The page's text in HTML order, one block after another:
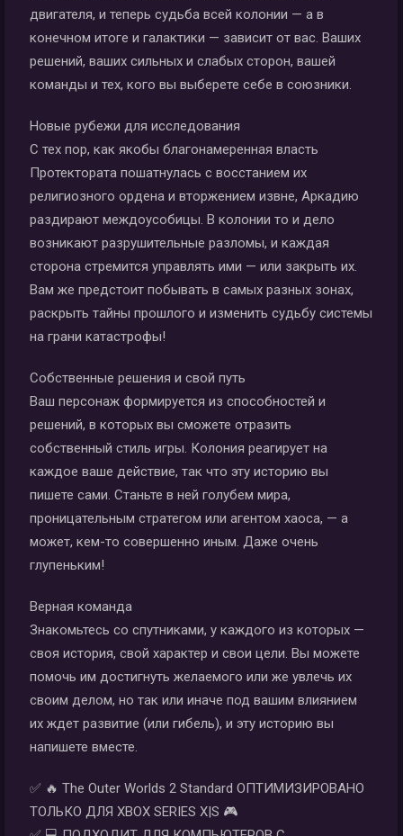
двигателя, и теперь судьба всей колонии — а в
конечном итоге и галактики — зависит от вас. Ваших
решений, ваших сильных и слабых сторон, вашей
команды и тех, кого вы выберете себе в союзники.
Новые рубежи для исследования
С тех пор, как якобы благонамеренная власть
Протектората пошатнулась с восстанием их
религиозного ордена и вторжением извне, Аркадию
раздирают междоусобицы. В колонии то и дело
возникают разрушительные разломы, и каждая
сторона стремится управлять ими — или закрыть их.
Вам же предстоит побывать в самых разных зонах,
раскрыть тайны прошлого и изменить судьбу системы
на грани катастрофы!
Собственные решения и свой путь
Ваш персонаж формируется из способностей и
решений, в которых вы сможете отразить
собственный стиль игры. Колония реагирует на
каждое ваше действие, так что эту историю вы
пишете сами. Станьте в ней голубем мира,
проницательным стратегом или агентом хаоса, — а
может, кем-то совершенно иным. Даже очень
глупеньким!
Верная команда
Знакомьтесь со спутниками, у каждого из которых —
своя история, свой характер и свои цели. Вы можете
помочь им достигнуть желаемого или же увлечь их
своим делом, но так или иначе под вашим влиянием
их ждет развитие (или гибель), и эту историю вы
напишете вместе.
✅ 🔥 The Outer Worlds 2 Standard ОПТИМИЗИРОВАНО
ТОЛЬКО ДЛЯ XBOX SERIES X|S 🎮